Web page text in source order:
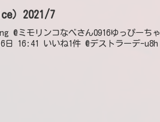
）2021/7
@ミモリンコなべさん0916ゆっぴーちゃ
日 16:41 いいね1件 @デストラーデ-u8h